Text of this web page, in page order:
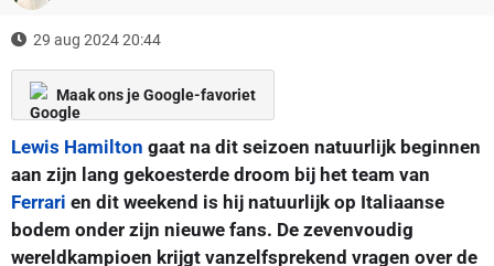
29 aug 2024 20:44
Maak ons je Google-favoriet
Lewis Hamilton gaat na dit seizoen natuurlijk beginnen
aan zijn lang gekoesterde droom bij het team van
Ferrari en dit weekend is hij natuurlijk op Italiaanse
bodem onder zijn nieuwe fans. De zevenvoudig
wereldkampioen krijgt vanzelfsprekend vragen over de